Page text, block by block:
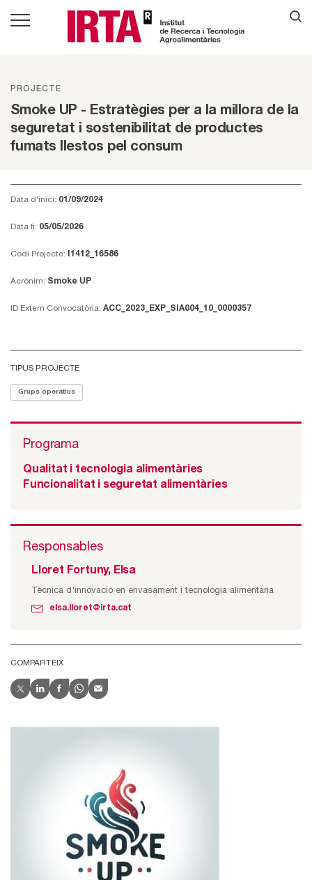
PROJECTE
Smoke UP - Estratègies per a la millora de la
seguretat i sostenibilitat de productes
fumats llestos pel consum
Data d'inici: 01/09/2024
Data fi: 05/05/2026
Codi Projecte: I1412_16586
Acrònim: Smoke UP
ID Extern Convocatòria: ACC_2023_EXP_SIA004_10_0000357
TIPUS PROJECTE
Grups operatius
Programa
Qualitat i tecnologia alimentàries
Funcionalitat i seguretat alimentàries
Responsables
Lloret Fortuny, Elsa
Tècnica d'innovació en envasament i tecnologia alimentària
elsa.lloret@irta.cat
COMPARTEIX